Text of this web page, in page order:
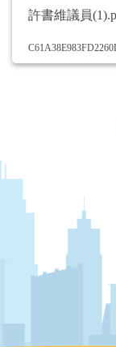
許書維議員